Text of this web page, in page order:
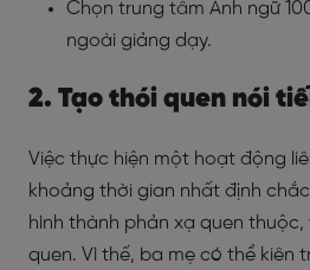
Chọn trung tâm Anh ngữ
ngoài giảng dạy.
2. Tạo thói quen nói
Việc thực hiện một hoạt động
khoảng thời gian nhất định
hình thành phản xạ quen
quen. Vì thế, ba mẹ có thể kiên